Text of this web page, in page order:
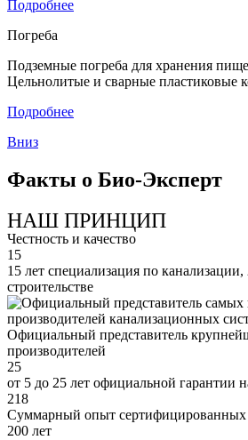
Подробнее
Погреба
Подземные погреба для хранения
Цельнолитые и сварные пластиковые
Подробнее
Вниз
Факты о Био-Эксперт
НАШ ПРИНЦИП
Честность и качество
15
15 лет специализация по
строительстве
Официальный представитель
производителей
25
от 5 до 25 лет официальной гарантии
218
Суммарный опыт сертифицированных
200 лет